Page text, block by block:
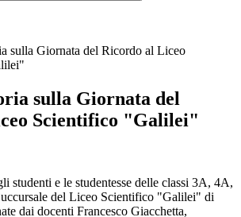
sulla Giornata del Ricordo al Liceo
sulla Giornata del
Scientifico "Galilei"
studenti e le studentesse delle classi 3A, 4A,
del Liceo Scientifico "Galilei" di
dai docenti Francesco Giacchetta,